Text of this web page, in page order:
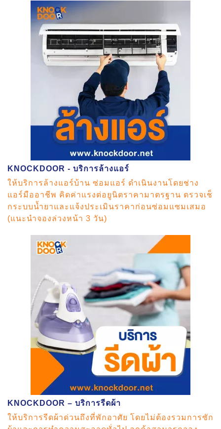
KNOCKDOOR - บริการล้างแอร์
ให้บริการล้างแอร์บ้าน ซ่อมแอร์ ดำเนินงานโดยช่าง
แอร์มืออาชีพ คิดค่าแรงต่อยูนิตราคามาตรฐาน ตรวจเช็
กระบบน้ำยาและแจ้งประเมินราคาก่อนซ่อมแซมเสมอ
(แนะนำจองล่วงหน้า 3 วัน)
KNOCKDOOR – บริการรีดผ้า
ให้บริการรีดผ้าด่วนถึงที่พักอาศัย โดยไม่ต้องรวมการซัก